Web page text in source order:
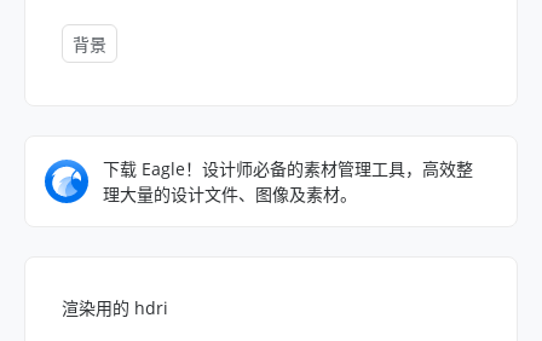
背景
下载 Eagle！设计师必备的素材管理工具，高效整
理大量的设计文件、图像及素材。
渲染用的 hdri